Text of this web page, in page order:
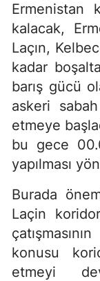
Ermenistan
kalacak,
Laçın,
kadar
barış gücü
askeri
etmeye
bu gece
yapılması
Burada
Laçin
konusu
etmeyi